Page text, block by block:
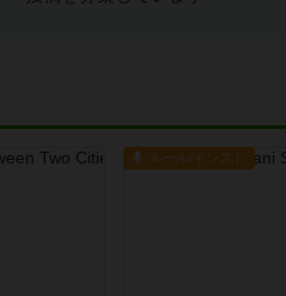
ルール/インスト